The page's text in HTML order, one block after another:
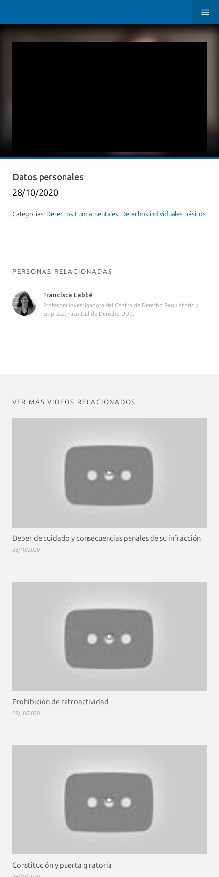
Datos personales
28/10/2020
Categorias: Derechos Fundamentales, Derechos individuales básicos
PERSONAS RELACIONADAS
Francisca Labbé
Profesora investigadora del Centro de Derecho Regulatorio y
Empresa, Facultad de Derecho UDD.
VER MÁS VIDEOS RELACIONADOS
Deber de cuidado y consecuencias penales de su infracción
28/10/2020
Prohibición de retroactividad
28/10/2020
Constitución y puerta giratoria